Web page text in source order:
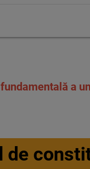
a
de